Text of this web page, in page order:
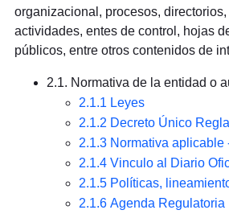
organizacional, procesos,
actividades, entes de control, hojas
públicos, entre otros contenidos de
2.1. Normativa de la entidad o
2.1.1 Leyes
2.1.2 Decreto Único
2.1.3 Normativa aplicable
2.1.4 Vinculo al Diario
2.1.5 Políticas,
2.1.6 Agenda Regulatoria